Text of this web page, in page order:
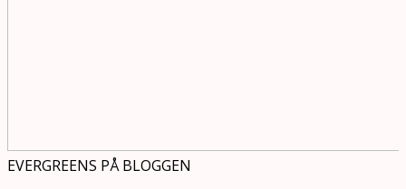
EVERGREENS PÅ BLOGGEN